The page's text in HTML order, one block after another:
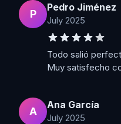
P
Pedro Jiménez
July 2025
Todo salió
Muy satisfecho
A
Ana García
July 2025